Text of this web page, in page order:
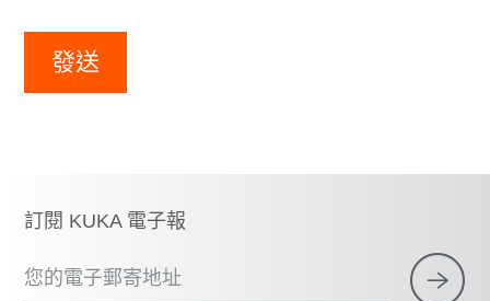
發送
訂閱 KUKA 電子報
您的電子郵寄地址